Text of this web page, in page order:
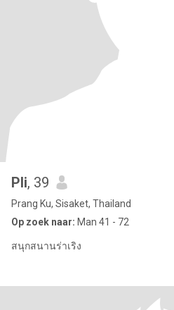
Pli, 39
Prang Ku, Sisaket, Thailand
Op zoek naar: Man 41 - 72
สนุกสนานร่าเริง